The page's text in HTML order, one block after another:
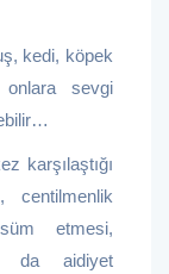
kedi, köpek
onlara sevgi
karşılaştığı
centilmenlik
etmesi,
da aidiyet